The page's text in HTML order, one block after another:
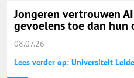
Jongeren vertrouwen
gevoelens toe dan hun
08.07.26
Lees verder op: Universiteit